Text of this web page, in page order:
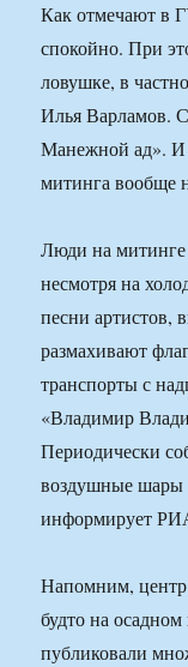
Как отмечают в
спокойно. При
ловушке, в
Илья Варламов.
Манежной ад». И
митинга вообще
Люди на митинге
несмотря на
песни артистов,
размахивают
транспорты с
«Владимир
Периодически
воздушные шары
информирует
Напомним,
будто на
публиковали